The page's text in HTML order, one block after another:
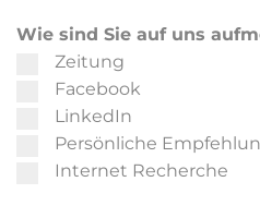
Wie sind Sie auf uns
Zeitung
Facebook
LinkedIn
Persönliche
Internet Recherche